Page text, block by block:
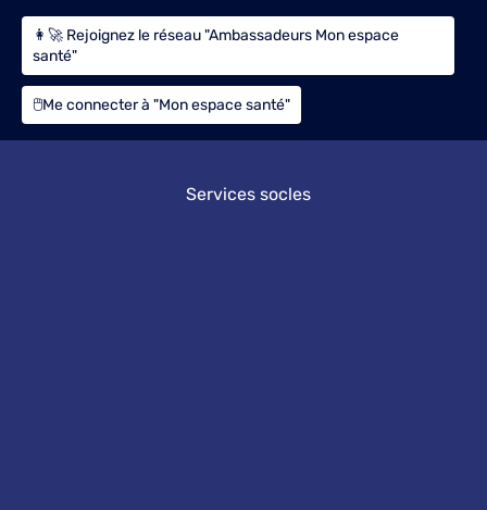
👩‍🚀 Rejoignez le réseau "Ambassadeurs Mon espace
santé"
🖱️Me connecter à "Mon espace santé"
Services socles